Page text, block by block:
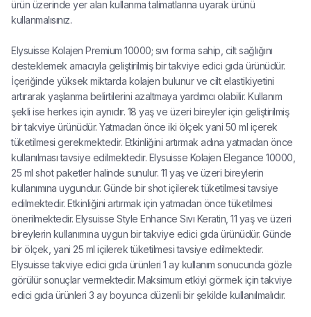
ürün üzerinde yer alan kullanma talimatlarına uyarak ürünü
kullanmalısınız.
Elysuisse Kolajen Premium 10000; sıvı forma sahip, cilt sağlığını
desteklemek amacıyla geliştirilmiş bir takviye edici gıda ürünüdür.
İçeriğinde yüksek miktarda kolajen bulunur ve cilt elastikiyetini
artırarak yaşlanma belirtilerini azaltmaya yardımcı olabilir. Kullanım
şekli ise herkes için aynıdır. 18 yaş ve üzeri bireyler için geliştirilmiş
bir takviye ürünüdür. Yatmadan önce iki ölçek yani 50 ml içerek
tüketilmesi gerekmektedir. Etkinliğini artırmak adına yatmadan önce
kullanılması tavsiye edilmektedir. Elysuisse Kolajen Elegance 10000,
25 ml shot paketler halinde sunulur. 11 yaş ve üzeri bireylerin
kullanımına uygundur. Günde bir shot içilerek tüketilmesi tavsiye
edilmektedir. Etkinliğini artırmak için yatmadan önce tüketilmesi
önerilmektedir. Elysuisse Style Enhance Sıvı Keratin, 11 yaş ve üzeri
bireylerin kullanımına uygun bir takviye edici gıda ürünüdür. Günde
bir ölçek, yani 25 ml içilerek tüketilmesi tavsiye edilmektedir.
Elysuisse takviye edici gıda ürünleri 1 ay kullanım sonucunda gözle
görülür sonuçlar vermektedir. Maksimum etkiyi görmek için takviye
edici gıda ürünleri 3 ay boyunca düzenli bir şekilde kullanılmalıdır.